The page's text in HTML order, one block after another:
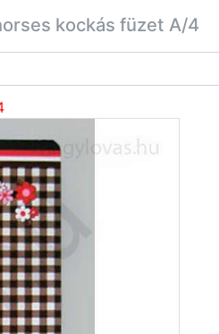
kockás füzet A/4